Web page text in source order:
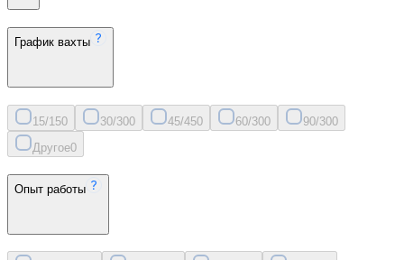
График вахты
15/150 30/300 45/450 60/300 90/300
Другое0
Опыт работы